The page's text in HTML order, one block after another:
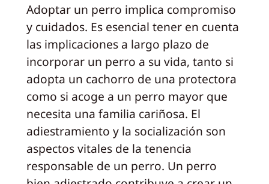
Adoptar un perro implica compromiso
y cuidados. Es esencial tener en cuenta
las implicaciones a largo plazo de
incorporar un perro a su vida, tanto si
adopta un cachorro de una protectora
como si acoge a un perro mayor que
necesita una familia cariñosa. El
adiestramiento y la socialización son
aspectos vitales de la tenencia
responsable de un perro. Un perro